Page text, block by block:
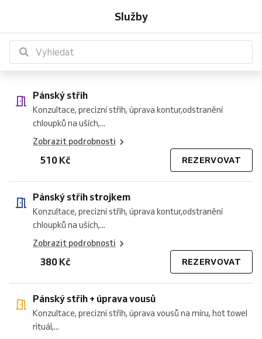
Služby
Pánský střih
Konzultace, precizní střih, úprava kontur,odstranění
chloupků na uších,...
Zobrazit podrobnosti
510 Kč REZERVOVAT
Pánský střih strojkem
Konzultace, precizní střih, úprava kontur,odstranění
chloupků na uších,...
Zobrazit podrobnosti
380 Kč REZERVOVAT
úprava
vousů
Pánský střih + úprava vousů
Konzultace, precizní střih, úprava vousů na míru, hot towel
rituál,...
úprava
vousů
Do
10
let
)
vlasy,
mullet
)
15
min
)
masáž
hlavy
(
15
min)
+
masáž
hlavy
(15
min)